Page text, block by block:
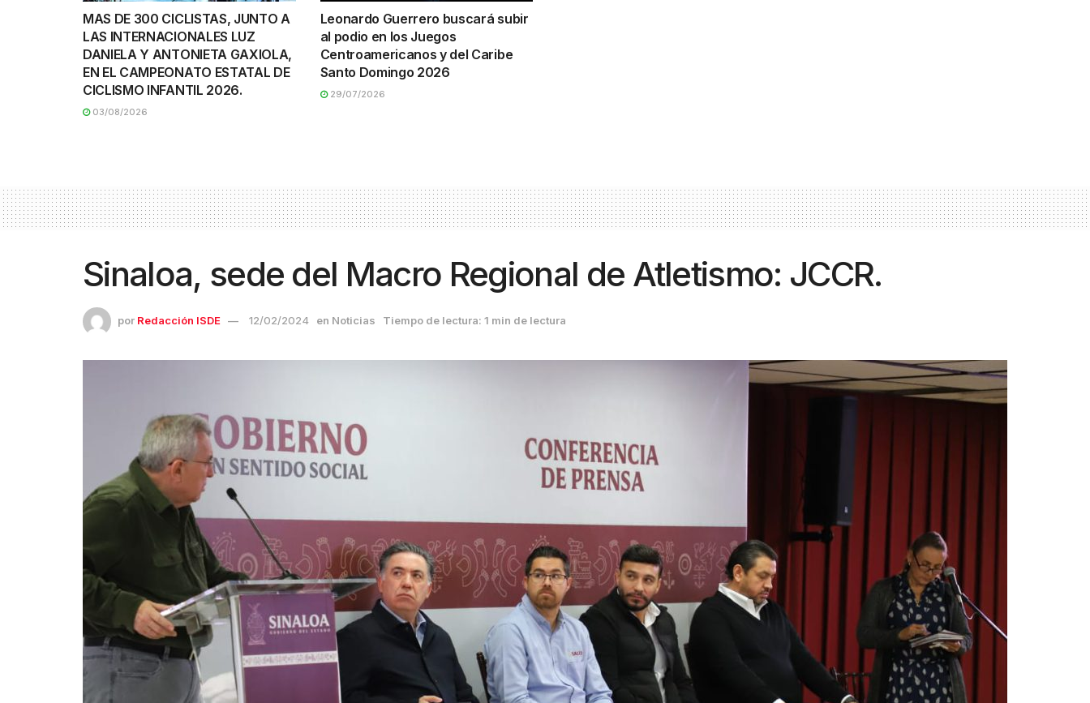
MAS DE 300 CICLISTAS, JUNTO A
LAS INTERNACIONALES LUZ
DANIELA Y ANTONIETA GAXIOLA,
EN EL CAMPEONATO ESTATAL DE
CICLISMO INFANTIL 2026.
03/08/2026
Leonardo Guerrero buscará subir
al podio en los Juegos
Centroamericanos y del Caribe
Santo Domingo 2026
29/07/2026
Sinaloa, sede del Macro Regional de Atletismo: JCCR.
por Redacción ISDE 12/02/2024 en Noticias Tiempo de lectura: 1 min de lectura